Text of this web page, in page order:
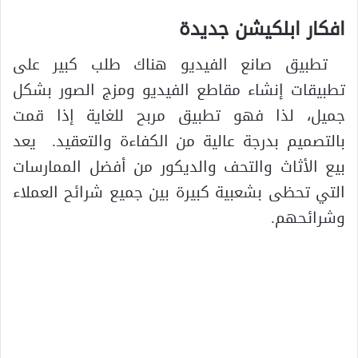
افكار ابلكيشن جديدة
تطبيق صانع الفيديو هناك طلب كبير على
تطبيقات إنشاء مقاطع الفيديو ومزج الصور بشكل
جميل، لذا فهو تطبيق مربح للغاية إذا قمت
بالتصميم بدرجة عالية من الكفاءة والتعقيد. يعد
بيع الأثاث والتحف والديكور من أفضل الممارسات
التي تحظى بشعبية كبيرة بين جميع شرائح العملاء
وشرائحهم.